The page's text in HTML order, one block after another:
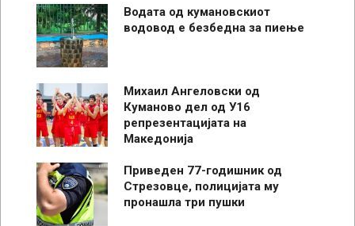
Водата од кумановскиот
водовод е безбедна за пиење
Михаил Ангеловски од
Куманово дел од У16
репрезентацијата на
Македонија
Приведен 77-годишник од
Стрезовце, полицијата му
пронашла три пушки